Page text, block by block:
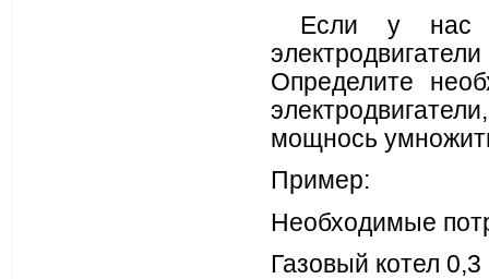
Если у нас
Определите
мощнось
Пример:
Необходимые
Газовый котел 0,3